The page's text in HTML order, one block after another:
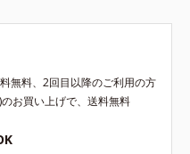
無料、2回目以降のご利用の方
お買い上げで、送料無料